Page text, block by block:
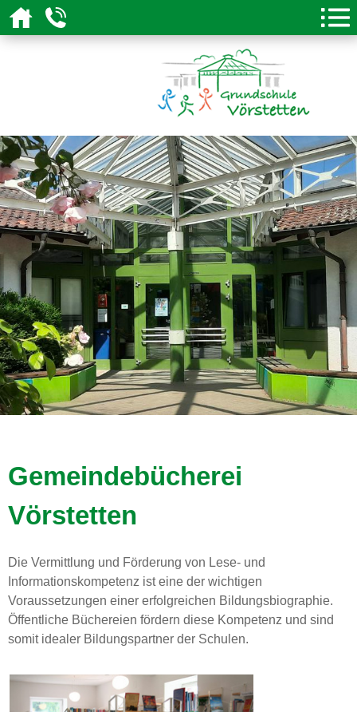
Gemeindebücherei
Vörstetten
Die Vermittlung und Förderung von Lese- und
Informationskompetenz ist eine der wichtigen
Voraussetzungen einer erfolgreichen Bildungsbiographie.
Öffentliche Büchereien fördern diese Kompetenz und sind
somit idealer Bildungspartner der Schulen.